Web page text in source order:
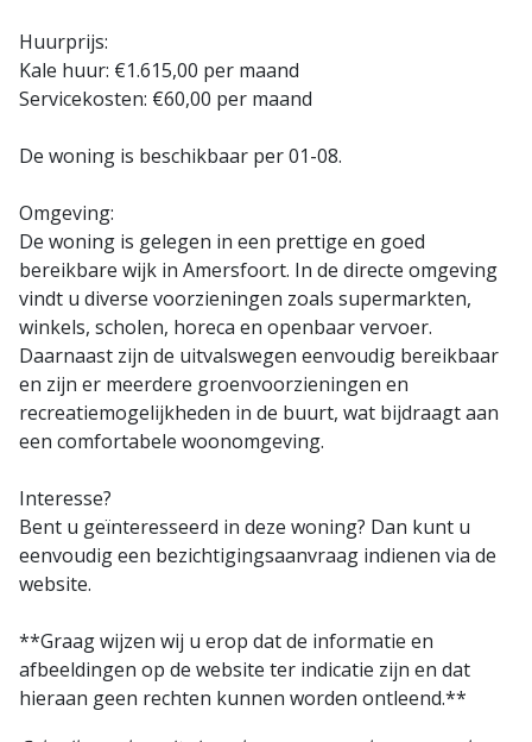
Huurprijs:
Kale huur: €1.615,00 per maand
Servicekosten: €60,00 per maand
De woning is beschikbaar per 01-08.
Omgeving:
De woning is gelegen in een prettige en goed
bereikbare wijk in Amersfoort. In de directe omgeving
vindt u diverse voorzieningen zoals supermarkten,
winkels, scholen, horeca en openbaar vervoer.
Daarnaast zijn de uitvalswegen eenvoudig bereikbaar
en zijn er meerdere groenvoorzieningen en
recreatiemogelijkheden in de buurt, wat bijdraagt aan
een comfortabele woonomgeving.
Interesse?
Bent u geïnteresseerd in deze woning? Dan kunt u
eenvoudig een bezichtigingsaanvraag indienen via de
website.
**Graag wijzen wij u erop dat de informatie en
afbeeldingen op de website ter indicatie zijn en dat
hieraan geen rechten kunnen worden ontleend.**